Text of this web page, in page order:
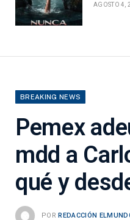
AGOSTO 4,
BREAKING NEWS
Pemex
mdd a
qué y
POR REDACCIÓN